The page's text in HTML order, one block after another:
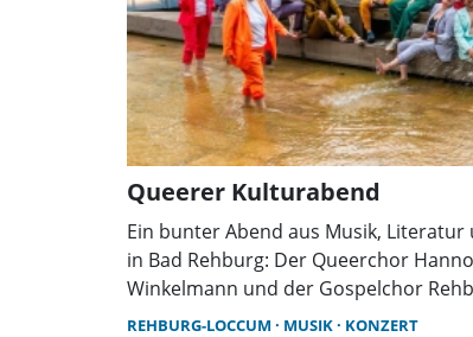
Queerer Kulturabend
Ein bunter Abend aus Musik,
in Bad Rehburg: Der Queerchor
Winkelmann und der Gospelchor
ein abwechslungsreiches Programm –
REHBURG-LOCCUM MUSIK KONZERT